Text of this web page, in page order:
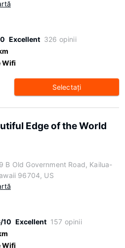
Excellent 326 opinii
Wifi
Selectaţi
Edge of the World
B Old Government Road, Kailua-
96704, US
10 Excellent 157 opinii
Wifi